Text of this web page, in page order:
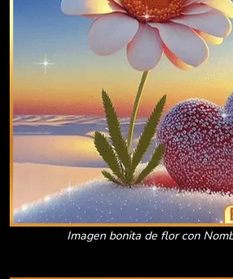
Imagen bonita de flor con